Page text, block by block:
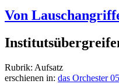
Von
Rubrik: Aufsatz
erschienen in: das Orchester